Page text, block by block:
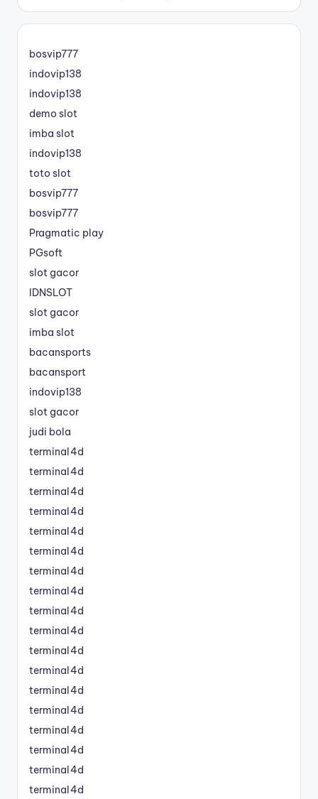
bosvip777
indovip138
indovip138
demo slot
imba slot
indovip138
toto slot
bosvip777
bosvip777
Pragmatic play
PGsoft
slot gacor
IDNSLOT
slot gacor
imba slot
bacansports
bacansport
indovip138
slot gacor
judi bola
terminal4d
terminal4d
terminal4d
terminal4d
terminal4d
terminal4d
terminal4d
terminal4d
terminal4d
terminal4d
terminal4d
terminal4d
terminal4d
terminal4d
terminal4d
terminal4d
terminal4d
terminal4d